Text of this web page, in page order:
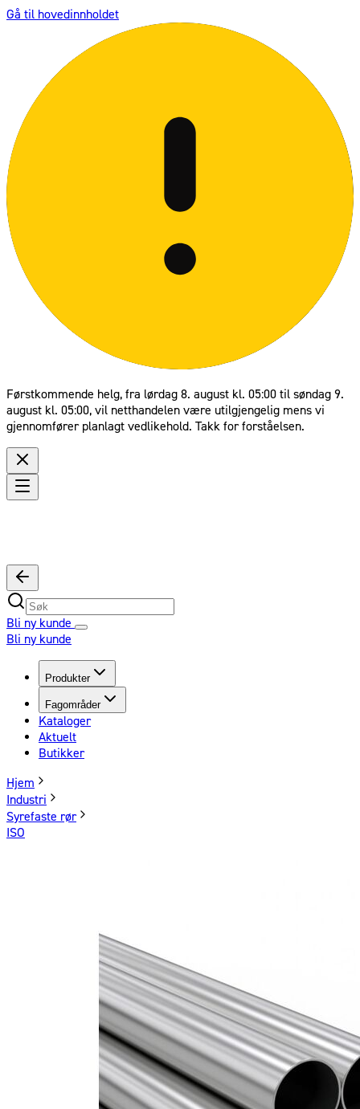
Gå til hovedinnholdet
Førstkommende helg, fra lørdag 8. august kl. 05:00 til søndag 9.
august kl. 05:00, vil netthandelen være utilgjengelig mens vi
gjennomfører planlagt vedlikehold. Takk for forståelsen.
Bli ny kunde
Bli ny kunde
Produkter
Fagområder
Kataloger
Aktuelt
Butikker
Hjem
Industri
Syrefaste rør
ISO